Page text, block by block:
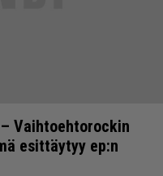
Vaihtoehtorockin
esittäytyy ep:n